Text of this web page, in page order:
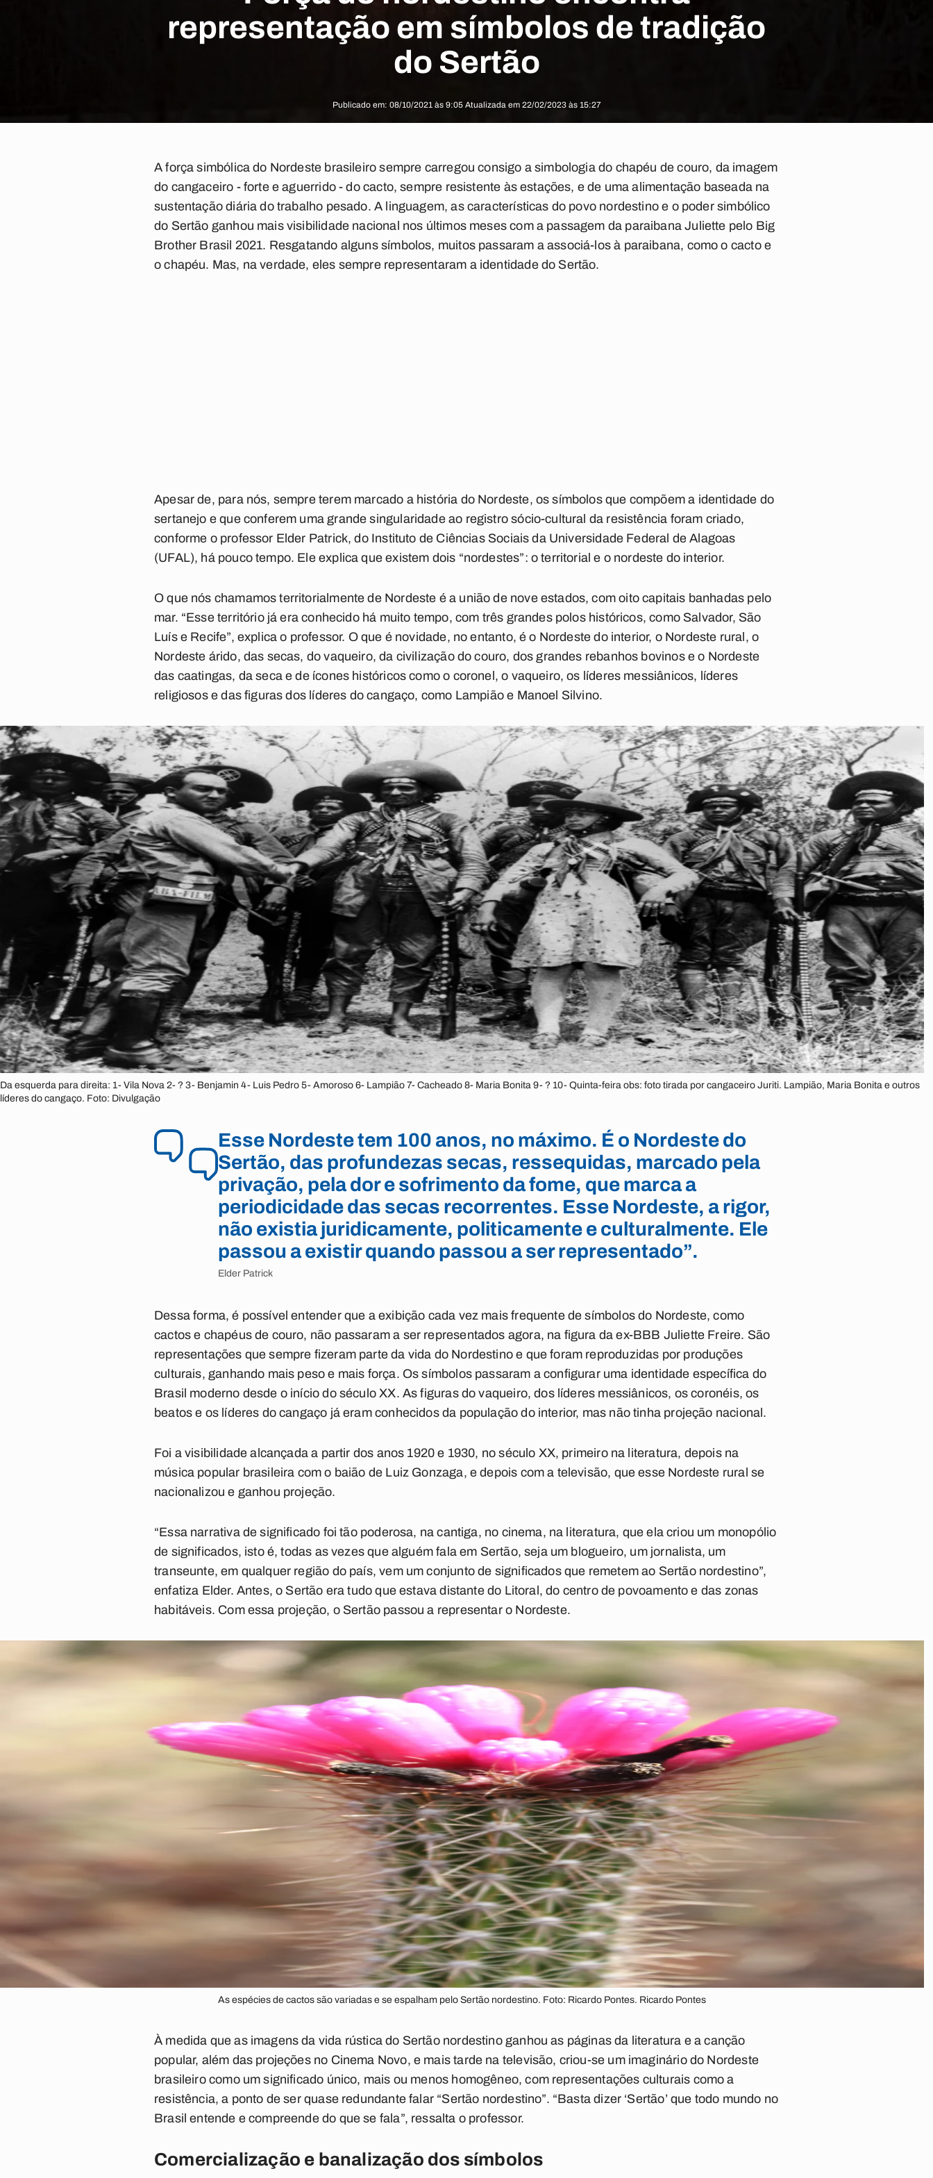
representação em símbolos de tradição
do Sertão
Publicado em: 08/10/2021 às 9:05 Atualizada em 22/02/2023 às 15:27
A força simbólica do Nordeste brasileiro sempre carregou consigo a simbologia do chapéu de couro, da imagem
do cangaceiro - forte e aguerrido - do cacto, sempre resistente às estações, e de uma alimentação baseada na
sustentação diária do trabalho pesado. A linguagem, as características do povo nordestino e o poder simbólico
do Sertão ganhou mais visibilidade nacional nos últimos meses com a passagem da paraibana Juliette pelo Big
Brother Brasil 2021. Resgatando alguns símbolos, muitos passaram a associá-los à paraibana, como o cacto e
o chapéu. Mas, na verdade, eles sempre representaram a identidade do Sertão.
Apesar de, para nós, sempre terem marcado a história do Nordeste, os símbolos que compõem a identidade do
sertanejo e que conferem uma grande singularidade ao registro sócio-cultural da resistência foram criado,
conforme o professor Elder Patrick, do Instituto de Ciências Sociais da Universidade Federal de Alagoas
(UFAL), há pouco tempo. Ele explica que existem dois “nordestes”: o territorial e o nordeste do interior.
O que nós chamamos territorialmente de Nordeste é a união de nove estados, com oito capitais banhadas pelo
mar. “Esse território já era conhecido há muito tempo, com três grandes polos históricos, como Salvador, São
Luís e Recife”, explica o professor. O que é novidade, no entanto, é o Nordeste do interior, o Nordeste rural, o
Nordeste árido, das secas, do vaqueiro, da civilização do couro, dos grandes rebanhos bovinos e o Nordeste
das caatingas, da seca e de ícones históricos como o coronel, o vaqueiro, os líderes messiânicos, líderes
religiosos e das figuras dos líderes do cangaço, como Lampião e Manoel Silvino.
Da esquerda para direita: 1- Vila Nova 2- ? 3- Benjamin 4- Luis Pedro 5- Amoroso 6- Lampião 7- Cacheado 8- Maria Bonita 9- ? 10- Quinta-feira obs: foto tirada por cangaceiro Juriti. Lampião, Maria Bonita e outros
líderes do cangaço. Foto: Divulgação
Esse Nordeste tem 100 anos, no máximo. É o Nordeste do
Sertão, das profundezas secas, ressequidas, marcado pela
privação, pela dor e sofrimento da fome, que marca a
periodicidade das secas recorrentes. Esse Nordeste, a rigor,
não existia juridicamente, politicamente e culturalmente. Ele
passou a existir quando passou a ser representado”.
Elder Patrick
Dessa forma, é possível entender que a exibição cada vez mais frequente de símbolos do Nordeste, como
cactos e chapéus de couro, não passaram a ser representados agora, na figura da ex-BBB Juliette Freire. São
representações que sempre fizeram parte da vida do Nordestino e que foram reproduzidas por produções
culturais, ganhando mais peso e mais força. Os símbolos passaram a configurar uma identidade específica do
Brasil moderno desde o início do século XX. As figuras do vaqueiro, dos líderes messiânicos, os coronéis, os
beatos e os líderes do cangaço já eram conhecidos da população do interior, mas não tinha projeção nacional.
Foi a visibilidade alcançada a partir dos anos 1920 e 1930, no século XX, primeiro na literatura, depois na
música popular brasileira com o baião de Luiz Gonzaga, e depois com a televisão, que esse Nordeste rural se
nacionalizou e ganhou projeção.
“Essa narrativa de significado foi tão poderosa, na cantiga, no cinema, na literatura, que ela criou um monopólio
de significados, isto é, todas as vezes que alguém fala em Sertão, seja um blogueiro, um jornalista, um
transeunte, em qualquer região do país, vem um conjunto de significados que remetem ao Sertão nordestino”,
enfatiza Elder. Antes, o Sertão era tudo que estava distante do Litoral, do centro de povoamento e das zonas
habitáveis. Com essa projeção, o Sertão passou a representar o Nordeste.
As espécies de cactos são variadas e se espalham pelo Sertão nordestino. Foto: Ricardo Pontes. Ricardo Pontes
À medida que as imagens da vida rústica do Sertão nordestino ganhou as páginas da literatura e a canção
popular, além das projeções no Cinema Novo, e mais tarde na televisão, criou-se um imaginário do Nordeste
brasileiro como um significado único, mais ou menos homogêneo, com representações culturais como a
resistência, a ponto de ser quase redundante falar “Sertão nordestino”. “Basta dizer ‘Sertão’ que todo mundo no
Brasil entende e compreende do que se fala”, ressalta o professor.
Comercialização e banalização dos símbolos